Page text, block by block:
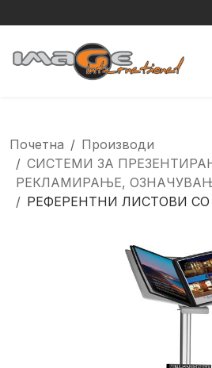
Почетна
Производи
СИСТЕМИ ЗА
РЕКЛАМИРАЊЕ,
РЕФЕРЕНТНИ ЛИСТОВИ